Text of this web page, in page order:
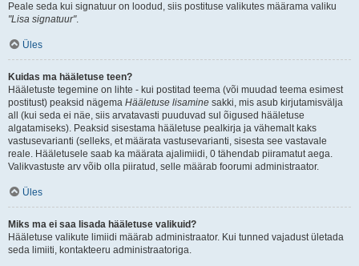
Peale seda kui signatuur on loodud, siis postituse valikutes määrama valiku
"Lisa signatuur".
Üles
Kuidas ma hääletuse teen?
Hääletuste tegemine on lihte - kui postitad teema (või muudad teema esimest
postitust) peaksid nägema Hääletuse lisamine sakki, mis asub kirjutamisvälja
all (kui seda ei näe, siis arvatavasti puuduvad sul õigused hääletuse
algatamiseks). Peaksid sisestama hääletuse pealkirja ja vähemalt kaks
vastusevarianti (selleks, et määrata vastusevarianti, sisesta see vastavale
reale. Hääletusele saab ka määrata ajalimiidi, 0 tähendab piiramatut aega.
Valikvastuste arv võib olla piiratud, selle määrab foorumi administraator.
Üles
Miks ma ei saa lisada hääletuse valikuid?
Hääletuse valikute limiidi määrab administraator. Kui tunned vajadust ületada
seda limiiti, kontakteeru administraatoriga.